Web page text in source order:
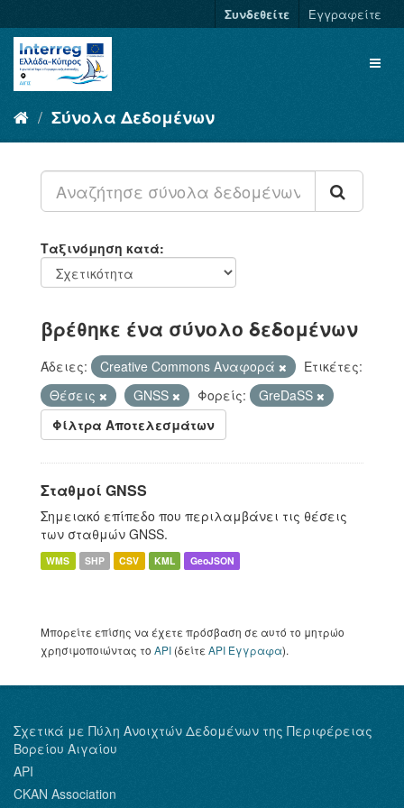
Συνδεθείτε Εγγραφείτε
Σύνολα Δεδομένων
Ταξινόμηση κατά
βρέθηκε ένα σύνολο δεδομένων
Άδειες: Creative Commons Αναφορά
Ετικέτες:
Θέσεις
GNSS Φορείς:
GreDaSS
Φίλτρα Αποτελεσμάτων
Σταθμοί GNSS
Σημειακό επίπεδο που περιλαμβάνει τις θέσεις
των σταθμών GNSS.
WMS SHP CSV KML GeoJSON
Μπορείτε επίσης να έχετε πρόσβαση σε αυτό το μητρώο
χρησιμοποιώντας το API (δείτε API Έγγραφα).
Σχετικά με Πύλη Ανοιχτών Δεδομένων της Περιφέρειας
Βορείου Αιγαίου
API
CKAN Association